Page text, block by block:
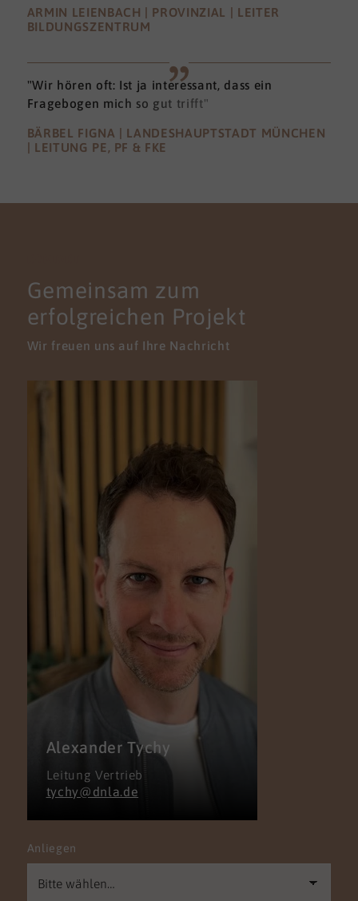
ARMIN LEIENBACH | PROVINZIAL | LEITER
BILDUNGSZENTRUM
"Wir hören oft: Ist ja interessant, dass ein
Fragebogen mich so gut trifft"
BÄRBEL FIGNA | LANDESHAUPTSTADT MÜNCHEN
| LEITUNG PE, PF & FKE
Gemeinsam zum
erfolgreichen Projekt
Wir freuen uns auf Ihre Nachricht
Alexander Tychy
Leitung Vertrieb
tychy@dnla.de
Anliegen